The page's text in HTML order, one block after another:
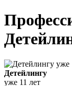
Детейлингу
уже 11 лет